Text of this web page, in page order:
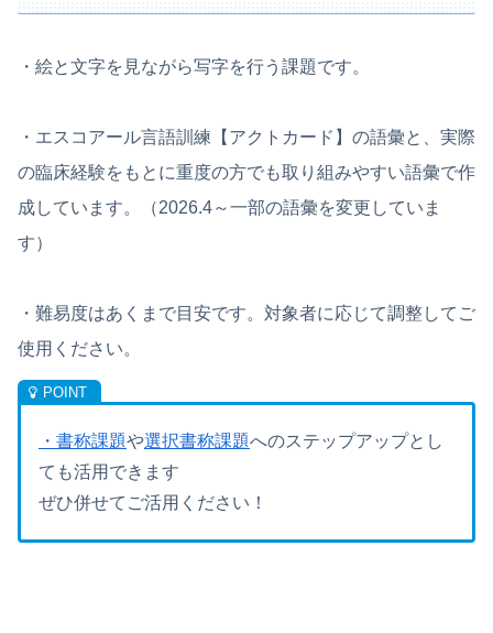
・絵と文字を見ながら写字を行う課題です。
・エスコアール言語訓練【アクトカード】の語彙と、実際
の臨床経験をもとに重度の方でも取り組みやすい語彙で作
成しています。（2026.4～一部の語彙を変更していま
す）
・難易度はあくまで目安です。対象者に応じて調整してご
使用ください。
・書称課題や選択書称課題へのステップアップとし
ても活用できます
ぜひ併せてご活用ください！